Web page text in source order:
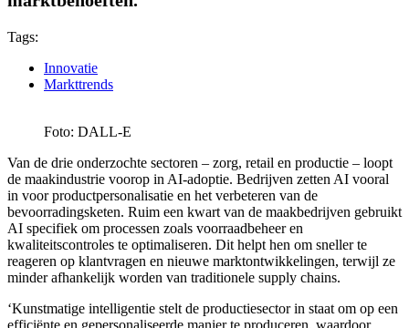
Tags:
Innovatie
Markttrends
Foto: DALL-E
Van de drie onderzochte sectoren – zorg, retail en productie – loopt
de maakindustrie voorop in AI-adoptie. Bedrijven zetten AI vooral
in voor productpersonalisatie en het verbeteren van de
bevoorradingsketen. Ruim een kwart van de maakbedrijven gebruikt
AI specifiek om processen zoals voorraadbeheer en
kwaliteitscontroles te optimaliseren. Dit helpt hen om sneller te
reageren op klantvragen en nieuwe marktontwikkelingen, terwijl ze
minder afhankelijk worden van traditionele supply chains.
‘Kunstmatige intelligentie stelt de productiesector in staat om op een
efficiënte en gepersonaliseerde manier te produceren, waardoor